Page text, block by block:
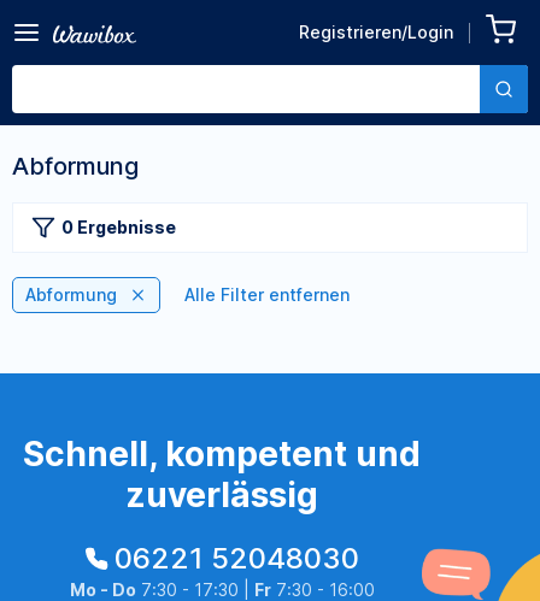
Registrieren/Login
Abformung
0 Ergebnisse
Abformung Alle Filter entfernen
Schnell, kompetent und
zuverlässig
06221 52048030
Mo - Do 7:30 - 17:30 | Fr7:30 - 16:00